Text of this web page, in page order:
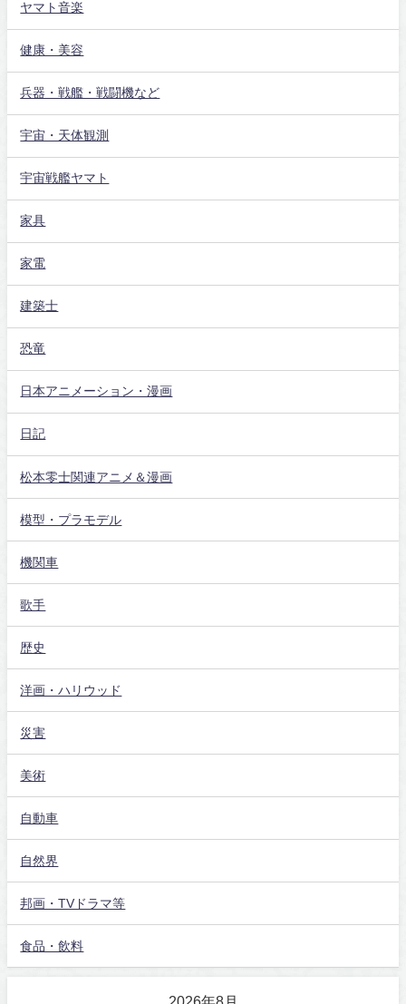
ヤマト音楽
健康・美容
兵器・戦艦・戦闘機など
宇宙・天体観測
宇宙戦艦ヤマト
家具
家電
建築士
恐竜
日本アニメーション・漫画
日記
松本零士関連アニメ＆漫画
模型・プラモデル
機関車
歌手
歴史
洋画・ハリウッド
災害
美術
自動車
自然界
邦画・TVドラマ等
食品・飲料